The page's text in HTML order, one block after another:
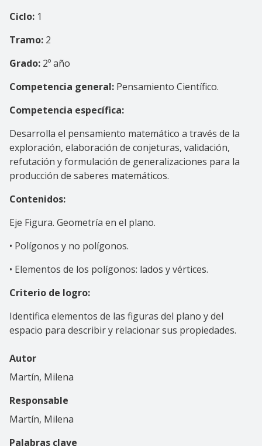
Ciclo: 1
Tramo: 2
Grado: 2º año
Competencia general: Pensamiento Científico.
Competencia específica:
Desarrolla el pensamiento matemático a través de la
exploración, elaboración de conjeturas, validación,
refutación y formulación de generalizaciones para la
producción de saberes matemáticos.
Contenidos:
Eje Figura. Geometría en el plano.
• Polígonos y no polígonos.
• Elementos de los polígonos: lados y vértices.
Criterio de logro:
Identifica elementos de las figuras del plano y del
espacio para describir y relacionar sus propiedades.
Autor
Martín, Milena
Responsable
Martín, Milena
Palabras clave